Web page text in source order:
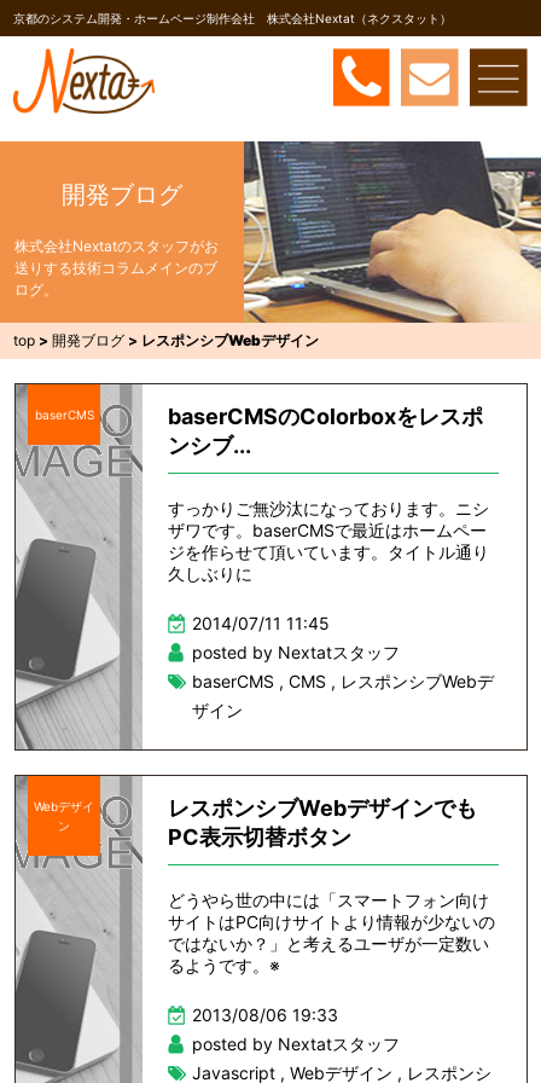
京都のシステム開発・ホームページ制作会社 株式会社Nextat（ネクスタット）
開発ブログ
株式会社Nextatのスタッフがお
送りする技術コラムメインのブ
ログ。
top >開発ブログ > レスポンシブWebデザイン
baserCMS
baserCMSのColorboxをレスポ
ンシブ...
すっかりご無沙汰になっております。ニシ
ザワです。baserCMSで最近はホームペー
ジを作らせて頂いています。タイトル通り
久しぶりに
2014/07/11 11:45
posted by Nextatスタッフ
baserCMS , CMS , レスポンシブWebデ
ザイン
Webデザイ
ン
レスポンシブWebデザインでも
PC表示切替ボタン
どうやら世の中には「スマートフォン向け
サイトはPC向けサイトより情報が少ないの
ではないか？」と考えるユーザが一定数い
るようです。※
2013/08/06 19:33
posted by Nextatスタッフ
Javascript, Webデザイン , レスポンシ